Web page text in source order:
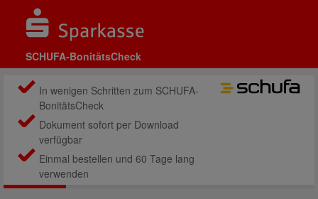
SCHUFA-BonitätsCheck
In wenigen Schritten zum SCHUFA-
BonitätsCheck
Dokument sofort per Download
verfügbar
Einmal bestellen und 60 Tage lang
verwenden